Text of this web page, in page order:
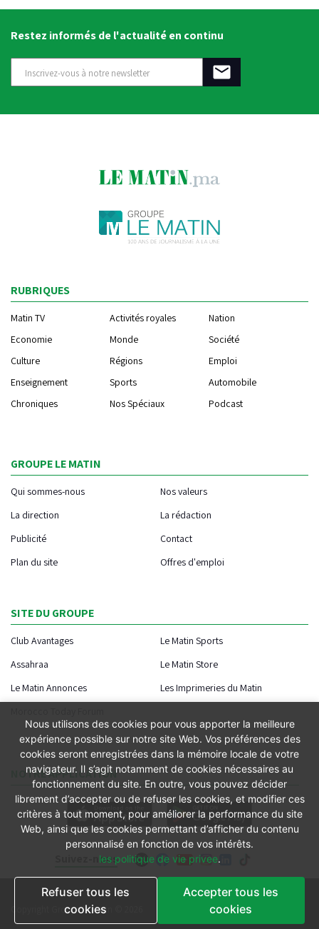
Restez informés de l'actualité en continu
Suivez-nous
RUBRIQUES
Matin TV Activités royales
Nation
Economie
Monde
Société
Culture
Régions
Emploi
Enseignement
Sports
Automobile
Chroniques
Nos Spéciaux Podcast
GROUPE LE MATIN
Qui sommes-nous
Nos valeurs
La direction
La rédaction
Publicité
Contact
Plan du site
Offres d'emploi
SITE DU GROUPE
Club Avantages
Le Matin Sports
Assahraa
Le Matin Store
Le Matin Annonces
Les Imprimeries du Matin
NOTRE APPLICATION
Copyright Groupe le Matin © 2026
Conditions générales
Conditions de vente
Nous utilisons des cookies pour vous apporter la meilleure
expérience possible sur notre site Web. Vos préférences des
cookies seront enregistrées dans la mémoire locale de votre
navigateur. Il s’agit notamment de cookies nécessaires au
fonctionnement du site. En outre, vous pouvez décider
librement d’accepter ou de refuser les cookies, et modifier ces
critères à tout moment, pour améliorer la performance du site
Web, ainsi que les cookies permettant d’afficher du contenu
personnalisé en fonction de vos intérêts.
les politique de vie privee.
Refuser tous les
cookies
Accepter tous les
cookies